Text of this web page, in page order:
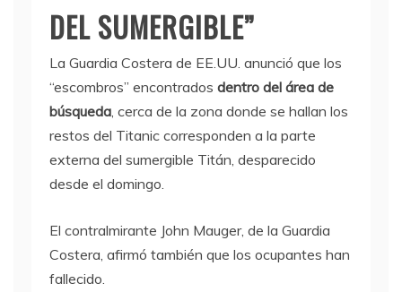
DEL SUMERGIBLE”
La Guardia Costera de EE.UU. anunció que los
“escombros” encontrados dentro del área de
búsqueda, cerca de la zona donde se hallan los
restos del Titanic corresponden a la parte
externa del sumergible Titán, desparecido
desde el domingo.
El contralmirante John Mauger, de la Guardia
Costera, afirmó también que los ocupantes han
fallecido.